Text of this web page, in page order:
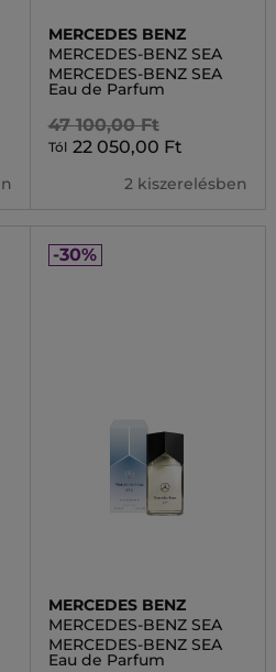
MERCEDES BENZ
MERCEDES-BENZ SEA
MERCEDES-BENZ SEA
Eau de Parfum
47 100,00 Ft
Tól 22 050,00 Ft
2 kiszerelésben
-30%
MERCEDES BENZ
MERCEDES-BENZ SEA
MERCEDES-BENZ SEA
Eau de Parfum